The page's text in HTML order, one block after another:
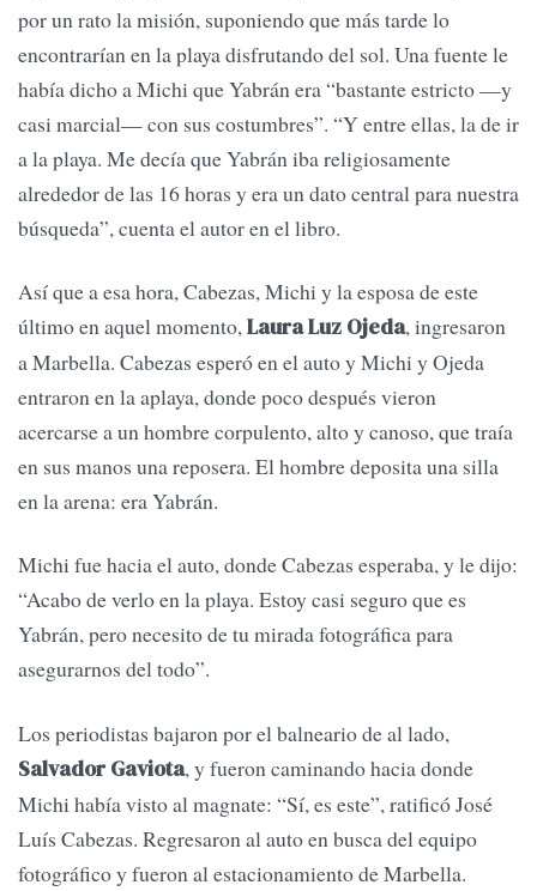
por un rato la misión, suponiendo que más tarde lo
encontrarían en la playa disfrutando del sol. Una fuente le
había dicho a Michi que Yabrán era “bastante estricto —y
casi marcial— con sus costumbres”. “Y entre ellas, la de ir
a la playa. Me decía que Yabrán iba religiosamente
alrededor de las 16 horas y era un dato central para nuestra
búsqueda”, cuenta el autor en el libro.
Así que a esa hora, Cabezas, Michi y la esposa de este
último en aquel momento,Laura Luz Ojeda, ingresaron
a Marbella. Cabezas esperó en el auto y Michi y Ojeda
entraron en la aplaya, donde poco después vieron
acercarse a un hombre corpulento, alto y canoso, que traía
en sus manos una reposera. El hombre deposita una silla
en la arena: era Yabrán.
Michi fue hacia el auto, donde Cabezas esperaba, y le dijo:
“Acabo de verlo en la playa. Estoy casi seguro que es
Yabrán, pero necesito de tu mirada fotográfica para
asegurarnos del todo”.
Los periodistas bajaron por el balneario de al lado,
Salvador Gaviota, y fueron caminando hacia donde
Michi había visto al magnate: “Sí, es este”, ratificó José
Luís Cabezas. Regresaron al auto en busca del equipo
fotográfico y fueron al estacionamiento de Marbella.